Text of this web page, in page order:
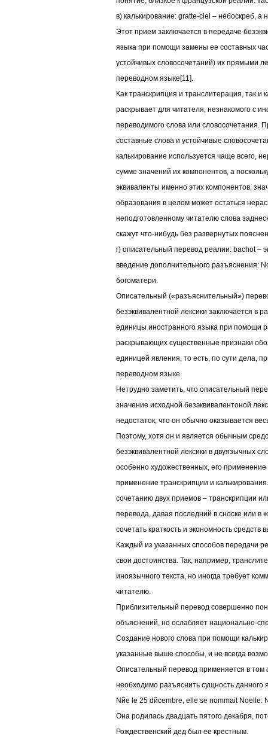
в) калькирование: gratte-ciel – небоскреб, а
Этот прием заключается в передаче
языка при помощи замены ее составных
устойчивых словосочетаний) их прямыми
переводном языке[11].
Как транскрипция и транслитерация, так и
раскрывает для читателя, незнакомого с
переводимого слова или словосочетания.
составные слова и устойчивые
калькирование используется чаще всего,
сумме значений их компонентов, а
эквиваленты именно этих компонентов,
образования в целом может остаться
неподготовленному читателю слова
скажут что-нибудь без развернутых
г) описательный перевод реалии: bachot –
введение дополнительного разъяснения:
богоматери.
Описательный («разъяснительный»)
безэквивалентной лексики заключается в
единицы иностранного языка при помощи
раскрывающих существенные признаки
единицей явления, то есть, по сути дела,
переводном языке.
Нетрудно заметить, что описательный
значение исходной безэквивалентоной
недостаток, что он обычно оказывается
Поэтому, хотя он и является обычным
безэквивалентной лексики в двуязычных
особенно художественных, его применение
применение транскрипции и
сочетанию двух приемов – транскрипции
перевода, давая последний в сноске или в
сочетать краткость и экономность средств
Каждый из указанных способов передачи
свои достоинства. Так, например,
иноязычного текста, но иногда требует
читателю.
Приблизительный перевод совершенно
объяснений, но ослабляет национально-
Создание нового слова при помощи
указанные выше способы, и не всегда
Описательный перевод применяется в том
необходимо разъяснить сущность данного
Nйe le 25 dйcembre, elle se nommait Noelle:
Она родилась двадцать пятого декабря,
Рождественский дед был ее крестным.